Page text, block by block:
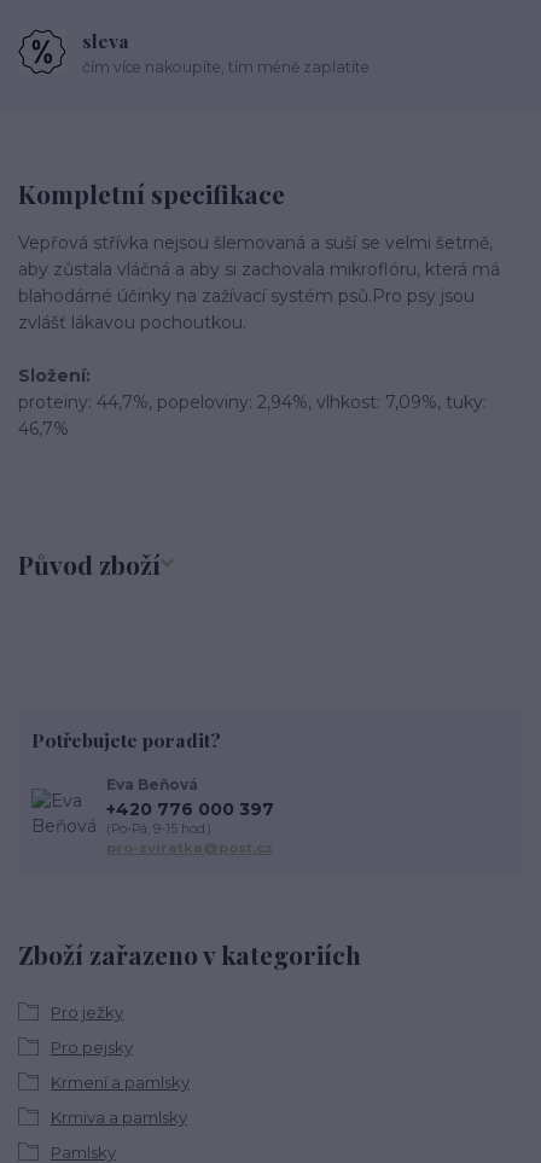
sleva
čím více nakoupíte, tím méně zaplatíte
Kompletní specifikace
Vepřová střívka nejsou šlemovaná a suší se velmi šetrně,
aby zůstala vláčná a aby si zachovala mikroflóru, která má
blahodárné účinky na zažívací systém psů.Pro psy jsou
zvlášť lákavou pochoutkou.
Složení:
proteiny: 44,7%, popeloviny: 2,94%, vlhkost: 7,09%, tuky:
46,7%
Původ zboží
Zboží zařazeno v kategoriích
Pro ježky
Pro pejsky
Krmení a pamlsky
Krmiva a pamlsky
Pamlsky
Potřebujete poradit?
Eva Beňová
+420 776 000 397
(Po-Pá, 9-15 hod.)
pro-zviratka@post.cz